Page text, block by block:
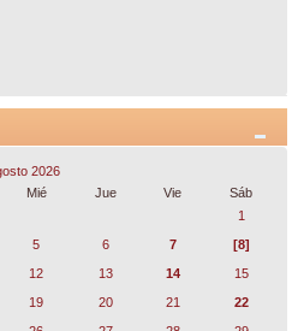
2026
Mié Jue Vie
Sáb
1
5 6 7
[8]
12 13 14
15
19 20 21
22